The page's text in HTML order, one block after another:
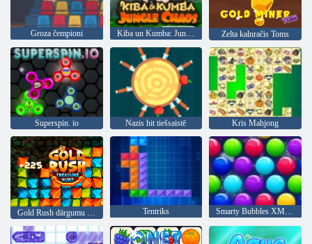
Groza čempioni Kiba un Kumba: Jungle Chaos Zelta kalnračis Toms
Superspin. io Nazis hit tiešsaistē Kris Mahjong
Tentriks Smarty Bubbles XMas Edition